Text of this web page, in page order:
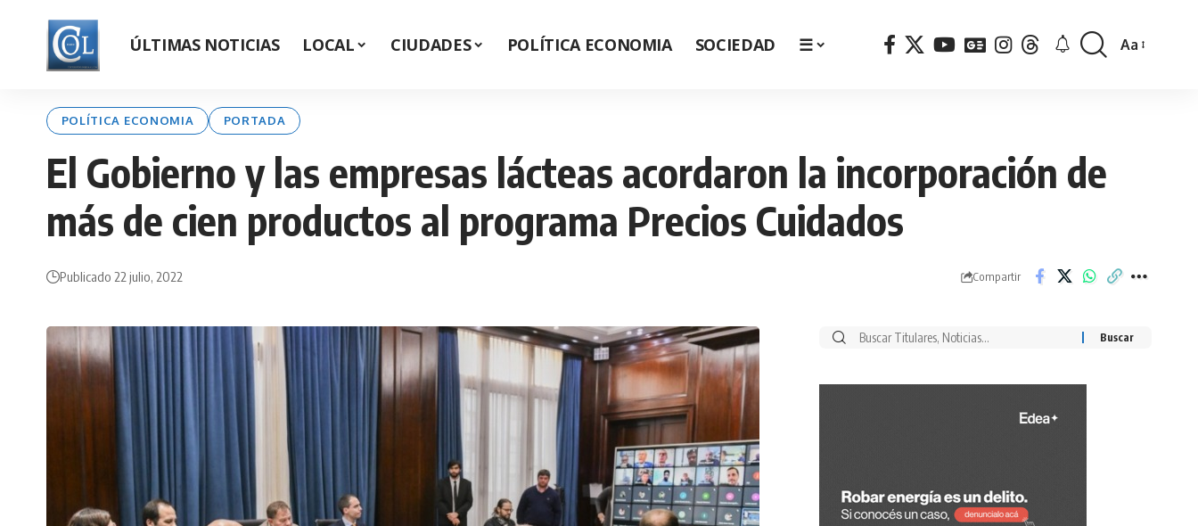
ÚLTIMAS NOTICIAS LOCAL CIUDADES POLÍTICA ECONOMIA SOCIEDAD ☰
Font
Aa
POLÍTICA ECONOMIA PORTADA
El Gobierno y las empresas lácteas acordaron la incorporación de
más de cien productos al programa Precios Cuidados
Publicado 22 julio, 2022 Compartir
Buscar